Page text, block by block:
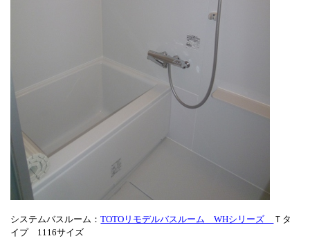
システムバスルーム：TOTOリモデルバスルーム WHシリーズ
Ｔタ
イプ 1116サイズ